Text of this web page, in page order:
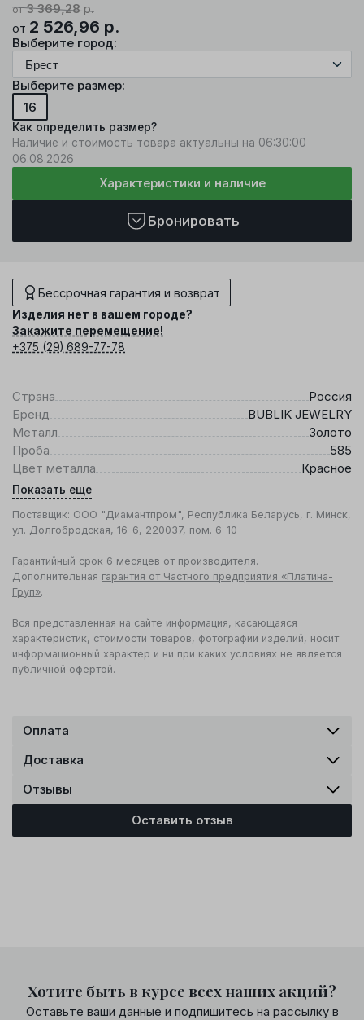
от3 369,28р.
от 2 526,96 р.
Выберите город:
Выберите размер:
16
Как определить размер?
Наличие и стоимость товара актуальны на 06:30:00
06.08.2026
Характеристики и наличие
Бронировать
Бессрочная гарантия и возврат
Изделия нет в вашем городе?
Закажите перемещение!
+375 (29) 689-77-78
Страна
Россия
Бренд
BUBLIK JEWELRY
Металл
Золото
Проба
585
Цвет металла
Красное
Показать еще
Поставщик: ООО "Диамантпром", Республика Беларусь, г. Минск,
ул. Долгобродская, 16-6, 220037, пом. 6-10
Гарантийный срок 6 месяцев от производителя.
Дополнительная гарантия от Частного предприятия «Платина-
Груп».
Вся представленная на сайте информация, касающаяся
характеристик, стоимости товаров, фотографии изделий, носит
информационный характер и ни при каких условиях не является
публичной офертой.
Оплата
Доставка
Отзывы
Оставить отзыв
Хотите быть в курсе всех наших акций?
Оставьте ваши данные и подпишитесь на рассылку в